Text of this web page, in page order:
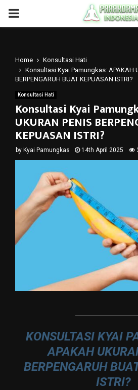
PRIMARY
Home
Konsultasi Hati
Konsultasi Kyai Pamungkas: APAKAH
BERPENGARUH BUAT KEPUASAN ISTRI?
Konsultasi Hati
Konsultasi Kyai
UKURAN PENIS
KEPUASAN ISTRI?
by Kyai Pamungkas 14th April 2025
KONSULTASI KYAI
APAKAH
BERPENGARUH
ISTRI?